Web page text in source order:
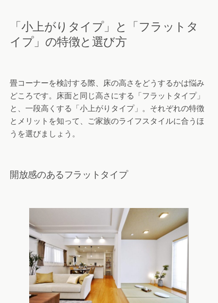
「小上がりタイプ」と「フラットタ
イプ」の特徴と選び方
畳コーナーを検討する際、床の高さをどうするかは悩み
どころです。床面と同じ高さにする「フラットタイプ」
と、一段高くする「小上がりタイプ」。それぞれの特徴
とメリットを知って、ご家族のライフスタイルに合うほ
うを選びましょう。
開放感のあるフラットタイプ